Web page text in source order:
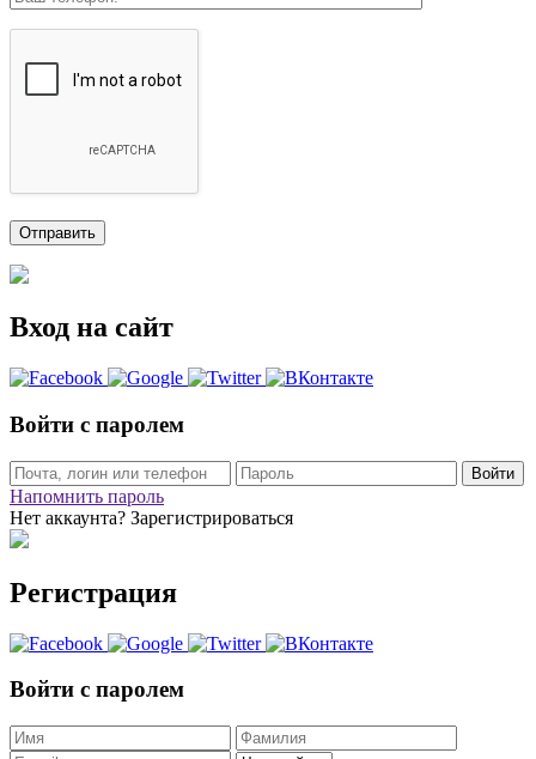
Вход на сайт
Войти с паролем
Войти
Напомнить пароль
Нет аккаунта? Зарегистрироваться
Регистрация
Войти с паролем